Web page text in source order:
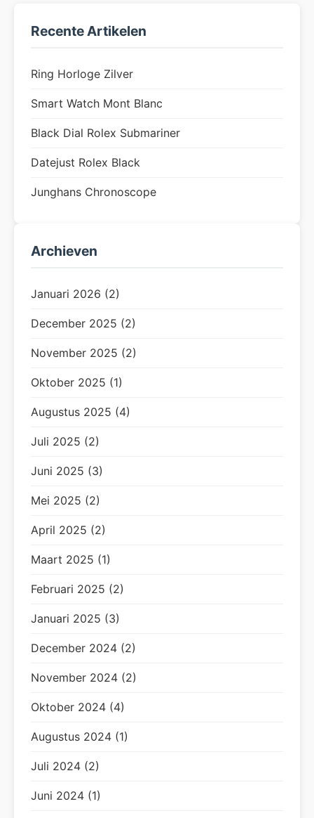
Recente Artikelen
Ring Horloge Zilver
Smart Watch Mont Blanc
Black Dial Rolex Submariner
Datejust Rolex Black
Junghans Chronoscope
Archieven
Januari 2026 (2)
December 2025 (2)
November 2025 (2)
Oktober 2025 (1)
Augustus 2025 (4)
Juli 2025 (2)
Juni 2025 (3)
Mei 2025 (2)
April 2025 (2)
Maart 2025 (1)
Februari 2025 (2)
Januari 2025 (3)
December 2024 (2)
November 2024 (2)
Oktober 2024 (4)
Augustus 2024 (1)
Juli 2024 (2)
Juni 2024 (1)